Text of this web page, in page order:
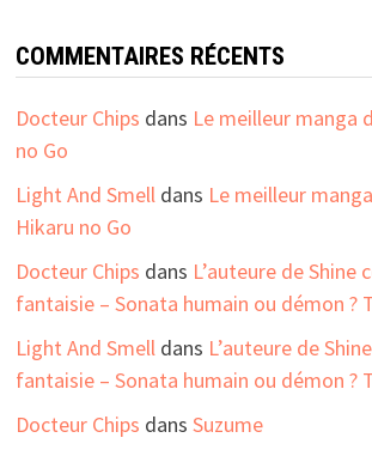
COMMENTAIRES RÉCENTS
Docteur Chips dans Le meilleur manga
no Go
Light And Smelldans Le meilleur
Hikaru no Go
Docteur Chips dans L’auteure de Shine
fantaisie – Sonata humain ou démon ?
Light And Smelldans L’auteure de
fantaisie – Sonata humain ou démon ?
Docteur Chips dans Suzume